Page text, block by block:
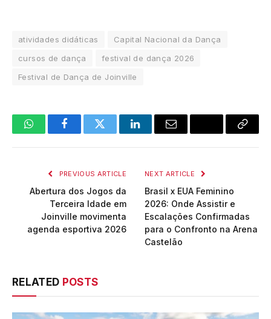
atividades didáticas
Capital Nacional da Dança
cursos de dança
festival de dança 2026
Festival de Dança de Joinville
WhatsAppFacebookTwitter LinkedInEmail
Copy
PREVIOUS ARTICLE
Abertura dos Jogos da
Terceira Idade em
Joinville movimenta
agenda esportiva 2026
NEXT ARTICLE
Brasil x EUA Feminino
2026: Onde Assistir e
Escalações Confirmadas
para o Confronto na Arena
Castelão
RELATED POSTS